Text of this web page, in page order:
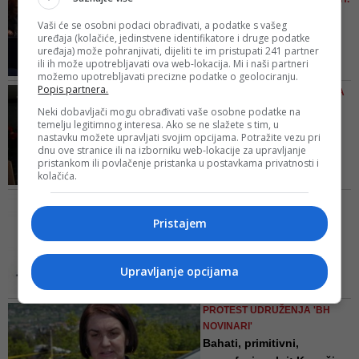
dvije decenije
BH novinari: Višesatni
performans Sebije
Izetbegov...
Jednostavan događaj, čija je
rezultata poslovanja najveće
javne zdravstvene ustanove u
BiH, pretvorio se, zaslugom
doktorice Izetbegović i njenih
U ORGANIZACIJI UDRUŽENJA
BH NOVINARI
Konferencija JUFREX
projekta: Jačati saradnju
medi...
priliku da diskutuju u četiri
odvojena panela na kojima se
razgovaralo o primjeni Zakona o
zaštiti od klevete, govoru mržnje i
slobodi izražavanja, krivičnoj
zaštiti novinara i medijskih
profesionalca, te izvještavanju
medija ...
Kovačević pretučen zbog
Ovaj napad je vrhunac
u BiH, kojem svjedočimo od
PROTEST UDRUŽENJA 'BH
NOVINARI'
Bahati, primitivni,
Vaši će se osobni podaci obrađivati, a podatke s vašeg
uređaja (kolačiće, jedinstvene identifikatore i druge podatke
uređaja) može pohranjivati, dijeliti te im pristupati 241 partner
ili ih može upotrebljavati ova web-lokacija. Mi i naši partneri
možemo upotrebljavati precizne podatke o geolociranju.
Popis partnera.
Neki dobavljači mogu obrađivati vaše osobne podatke na
temelju legitimnog interesa. Ako se ne slažete s tim, u
nastavku možete upravljati svojim opcijama. Potražite vezu pri
dnu ove stranice ili na izborniku web-lokacije za upravljanje
pristankom ili povlačenje pristanka u postavkama privatnosti i
kolačića.
Pristajem
Upravljanje opcijama